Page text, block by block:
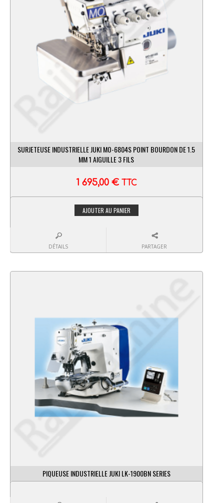
SURJETEUSE INDUSTRIELLE JUKI MO-6804S POINT BOURDON DE 1.5
MM 1 AIGUILLE 3 FILS
1 695,00 € TTC
AJOUTER AU PANIER
DÉTAILS PARTAGER
PIQUEUSE INDUSTRIELLE JUKI LK-1900BN SERIES